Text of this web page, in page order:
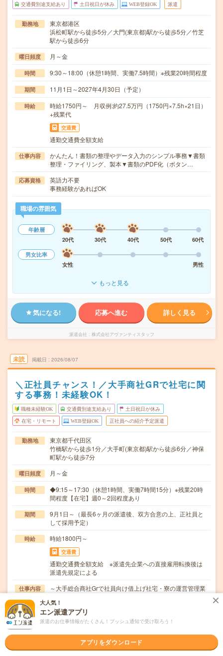
交通費別途支給あり 土日祝日が休み WEB登録OK 派遣
勤務地
東京都港区
浜松町駅から徒歩5分／大門(東京都)駅から徒歩5分／竹芝
駅から徒歩6分
曜日頻度 月～金
時間 9:30～18:00（休憩1時間、実働7.5時間）※残業20時間程度
期間 11月1日～2027年4月30日（予定）
時給
時給1750円～ 月収例:約27.5万円（1750円×7.5h×21日）
+残業代
交通費
通勤交通費全額支給
仕事内容
かんたん！書類の整理やデータ入力のシンプル事務▼書類
整理・ファイリング、製本▼書類のPDF化（ボタン…
応募資格
英語力不要
事務経験があればOK
職場の雰囲気
年齢層
20代
30代 40代 50代
60代
男女比率
女性
男性
もっと見る
気になる! 応募へ進む 詳しく見る
派遣会社 株式会社アヴァンティスタッフ
未読 掲載日 2026/08/07
＼正社員チャンス！／大手商社GRで社宅に関
する事務！未経験OK！
職種未経験OK 交通費別途支給あり 土日祝日が休み
在宅・リモート WEB登録OK 正社員への紹介予定派遣
勤務地
東京都千代田区
竹橋駅から徒歩1分／大手町(東京都)駅から徒歩6分／神保
町駅から徒歩7分
曜日頻度 月～金
時間
◆9:15～17:30（休憩1時間、実働7時間15分）※残業20時
間程度【在宅】週0～2回程度あり
期間
9月1日～（最長6ヶ月の派遣後、双方合意の上、正社員と
して採用予定）
時給 時給1800円～
交通費
通勤交通費全額支給 ※派遣先企業への直接雇用転換後は
派遣先規定による
仕事内容
～大手総合商社Grで社員向け借上げ社宅・寮の運営管理業
応募資格
職種未経験OK / 英語力不要
◆営業経験（建設・不動産・リフォーム業界経験尚可）◆
職場の雰囲気
大人気！
エン派遣アプリ
派遣のお仕事情報がたくさん！プッシュ通知で受け取ろう！
アプリをダウンロード